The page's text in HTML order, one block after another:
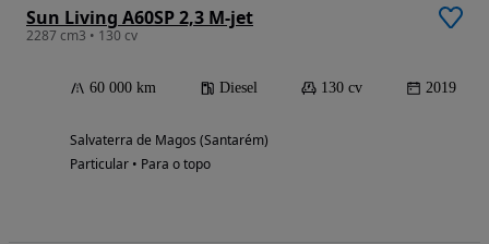
Sun Living A60SP 2,3 M-jet
2287 cm3 • 130 cv
60 000 km Diesel 130 cv 2019
Salvaterra de Magos (Santarém)
Particular • Para o topo